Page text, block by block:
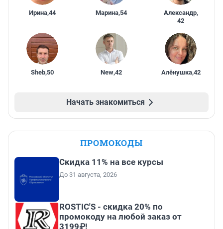
Ирина,44 Марина,54 Александр,
42
Sheb,50 New,42 Алёнушка,42
Начать знакомиться
ПРОМОКОДЫ
Скидка 11% на все курсы
До 31 августа, 2026
ROSTIC'S - скидка 20% по
промокоду на любой заказ от
3199₽!